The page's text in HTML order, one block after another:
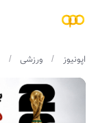
اپونیوز ورزشی